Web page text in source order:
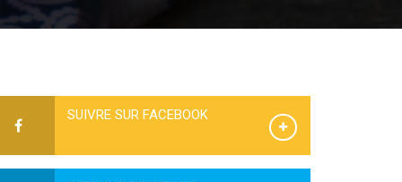
SUIVRE SUR FACEBOOK